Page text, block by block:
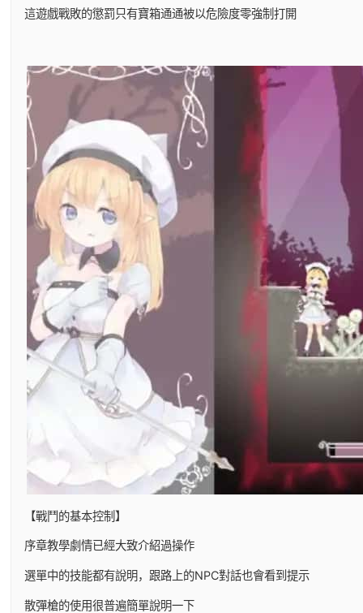
這遊戲戰敗的懲罰只有寶箱通通被以危險度零強制打開
【戰鬥的基本控制】
序章教學劇情已經大致介紹過操作
選單中的技能都有說明，跟路上的NPC對話也會看到提示
散彈槍的使用很普遍簡單說明一下